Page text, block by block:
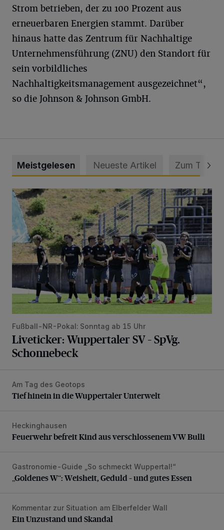
Strom betrieben, der zu 100 Prozent aus
erneuerbaren Energien stammt. Darüber
hinaus hatte das Zentrum für Nachhaltige
Unternehmensführung (ZNU) den Standort für
sein vorbildliches
Nachhaltigkeitsmanagement ausgezeichnet“,
so die Johnson & Johnson GmbH.
Meistgelesen Neueste Artikel Zum Thema
Liveticker: Wuppertaler SV – SpVg. Schonnebeck
Fußball-NR-Pokal: Sonntag ab 15 Uhr
Liveticker: Wuppertaler SV – SpVg.
Schonnebeck
Tief hinein in die Wuppertaler Unterwelt
Am Tag des Geotops
Tief hinein in die Wuppertaler Unterwelt
Feuerwehr befreit Kind aus verschlossenem VW Bulli
Heckinghausen
Feuerwehr befreit Kind aus verschlossenem VW Bulli
„Goldenes W“: Weisheit, Geduld – und gutes Essen
Gastronomie-Guide „So schmeckt Wuppertal!“
„Goldenes W“: Weisheit, Geduld – und gutes Essen
Ein Unzustand und Skandal
Kommentar zur Situation am Elberfelder Wall
Ein Unzustand und Skandal